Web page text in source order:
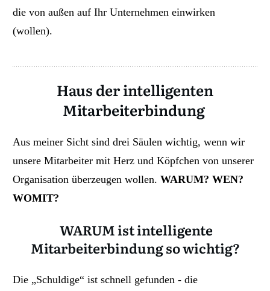
die von außen auf Ihr Unternehmen einwirken
(wollen).
Haus der intelligenten
Mitarbeiterbindung
Aus meiner Sicht sind drei Säulen wichtig, wenn wir
unsere Mitarbeiter mit Herz und Köpfchen von unserer
Organisation überzeugen wollen. WARUM? WEN?
WOMIT?
WARUM ist intelligente
Mitarbeiterbindung so wichtig?
Die „Schuldige“ ist schnell gefunden - die